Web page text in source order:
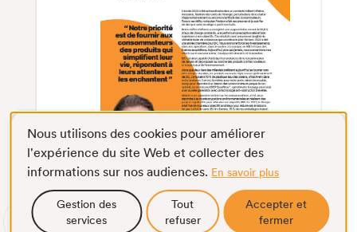
Défilement Plein écran
Nous utilisons des cookies pour améliorer
l'expérience du site Web et collecter des
informations sur nos audiences. En savoir plus
Gestion des
services
Tout
refuser
Accepter et
fermer